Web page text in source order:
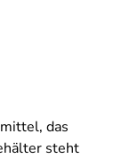
das
steht